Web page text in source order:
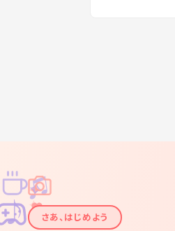
✦
✦
✧
✧
♪
♫
さあ、はじめよう